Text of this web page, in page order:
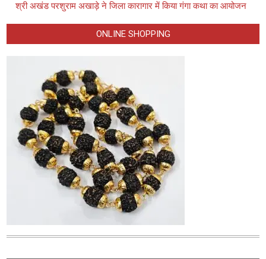
श्री अखंड परशुराम अखाड़े ने जिला कारागार में किया गंगा कथा का आयोजन
ONLINE SHOPPING